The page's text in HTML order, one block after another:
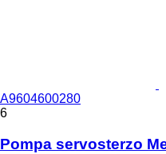
A9604600280
6
Pompa servosterzo